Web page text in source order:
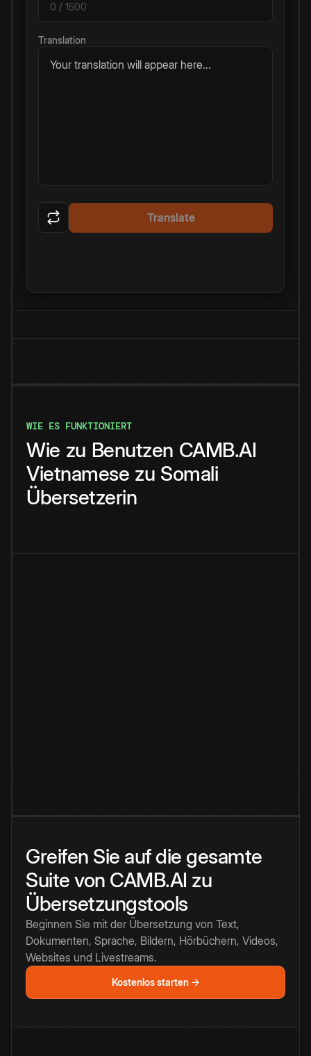
0 / 1500
Translation
Your translation will appear here...
Translate
WIE ES FUNKTIONIERT
Wie zu Benutzen CAMB.AI
Vietnamese zu Somali
Übersetzerin
Greifen Sie auf die gesamte
Suite von CAMB.AI zu
Übersetzungstools
Beginnen Sie mit der Übersetzung von Text,
Dokumenten, Sprache, Bildern, Hörbüchern, Videos,
Websites und Livestreams.
Kostenlos starten →